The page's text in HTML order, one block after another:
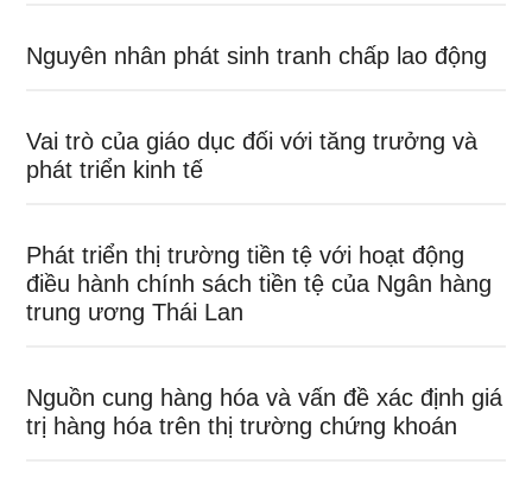
Nguyên nhân phát sinh tranh chấp lao động
Vai trò của giáo dục đối với tăng trưởng và
phát triển kinh tế
Phát triển thị trường tiền tệ với hoạt động
điều hành chính sách tiền tệ của Ngân hàng
trung ương Thái Lan
Nguồn cung hàng hóa và vấn đề xác định giá
trị hàng hóa trên thị trường chứng khoán